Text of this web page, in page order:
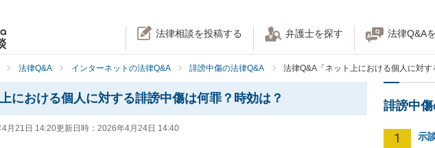
法律相談を投稿する 弁護士を探す 法律Q&A
法律Q&A インターネットの法律Q&A 誹謗中傷の法律Q&A 法律Q&A「ネット上における個人に対す
における個人に対する誹謗中傷は何罪？時効は？
月21日 14:20更新日時： 2026年4月24日 14:40
誹謗中
1